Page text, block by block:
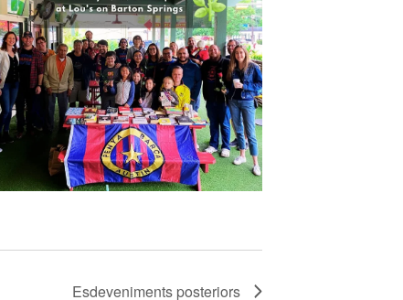
Esdeveniments posteriors